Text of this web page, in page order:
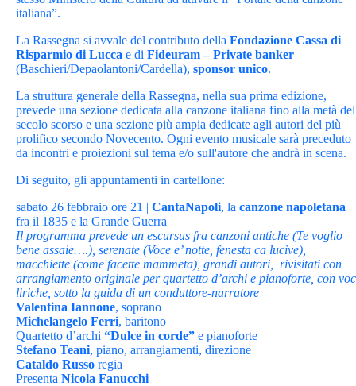
italiana”.
La Rassegna si avvale del contributo della Fondazione Cassa di
Risparmio di Lucca e di Fideuram – Private banker
(Baschieri/Depaolantoni/Cardella), sponsor unico.
La struttura generale della Rassegna, nella sua prima edizione,
prevede una sezione dedicata alla canzone italiana fino alla metà del
secolo scorso e una sezione più ampia dedicate agli autori del più
prolifico secondo Novecento. Ogni evento musicale sarà preceduto
da incontri e proiezioni sul tema e/o sull'autore che andrà in scena.
Di seguito, gli appuntamenti in cartellone:
sabato 26 febbraio ore 21 | CantaNapoli, la canzone napoletana
fra il 1835 e la Grande Guerra
Il programma prevede un escursus fra canzoni antiche (Te voglio
bene assaie….), serenate (Voce e’ notte, fenesta ca lucive),
macchiette (come facette mammeta), grandi autori, rivisitati con
arrangiamento originale per quartetto d’archi e pianoforte, con
liriche, sotto la guida di un conduttore-narratore
Valentina Iannone, soprano
Michelangelo Ferri, baritono
Quartetto d’archi “Dulce in corde” e pianoforte
Stefano Teani, piano, arrangiamenti, direzione
Cataldo Russo regia
Presenta Nicola Fanucchi